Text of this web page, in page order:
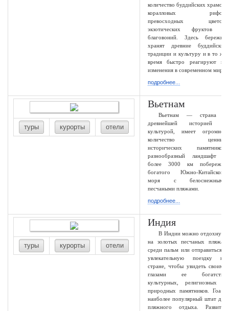
количество буддийских храмов,
коралловых рифов,
превосходных цветов,
экзотических фруктов и
благовоний. Здесь бережно
хранят древние буддийские
традиции и культуру и в то же
время быстро реагируют на
изменения в современном мире
подробнее...
туры курорты отели
Вьетнам
Вьетнам — страна с
древнейшей историей и
культурой, имеет огромное
количество ценных
исторических памятников,
разнообразный ландшафт и
более 3000 км побережья
богатого Южно-Китайского
моря с белоснежными
песчаными пляжами.
подробнее...
туры курорты отели
Индия
В Индии можно отдохнуть
на золотых песчаных пляжах
среди пальм или отправиться в
увлекательную поездку по
стране, чтобы увидеть своими
глазами ее богатство
культурных, религиозных и
природных памятников. Гоа -
наиболее популярный штат для
пляжного отдыха. Развитая